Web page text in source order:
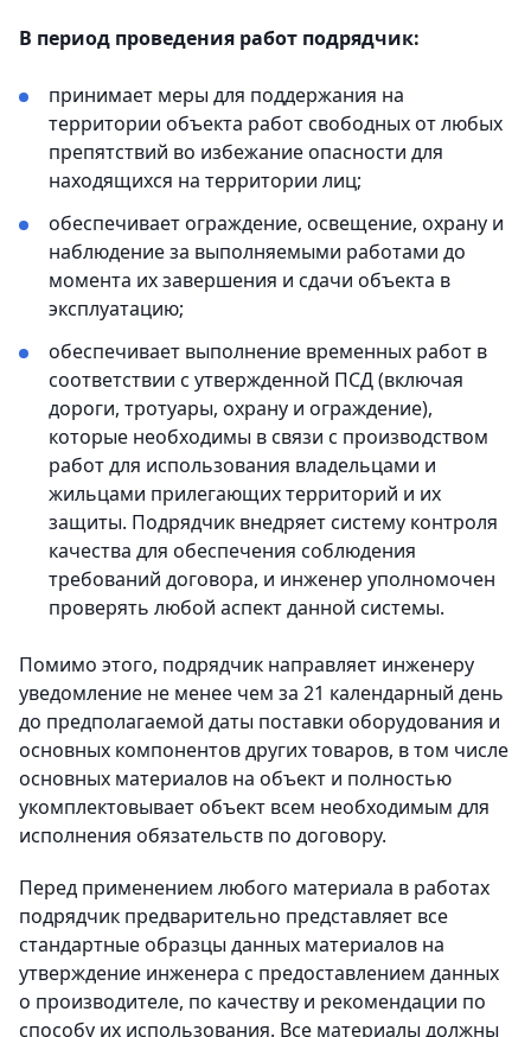
В период проведения работ подрядчик:
принимает меры для поддержания на
территории объекта работ свободных от любых
препятствий во избежание опасности для
находящихся на территории лиц;
обеспечивает ограждение, освещение, охрану и
наблюдение за выполняемыми работами до
момента их завершения и сдачи объекта в
эксплуатацию;
обеспечивает выполнение временных работ в
соответствии с утвержденной ПСД (включая
дороги, тротуары, охрану и ограждение),
которые необходимы в связи с производством
работ для использования владельцами и
жильцами прилегающих территорий и их
защиты. Подрядчик внедряет систему контроля
качества для обеспечения соблюдения
требований договора, и инженер уполномочен
проверять любой аспект данной системы.
Помимо этого, подрядчик направляет инженеру
уведомление не менее чем за 21 календарный день
до предполагаемой даты поставки оборудования и
основных компонентов других товаров, в том числе
основных материалов на объект и полностью
укомплектовывает объект всем необходимым для
исполнения обязательств по договору.
Перед применением любого материала в работах
подрядчик предварительно представляет все
стандартные образцы данных материалов на
утверждение инженера с предоставлением данных
о производителе, по качеству и рекомендации по
способу их использования. Все материалы должны